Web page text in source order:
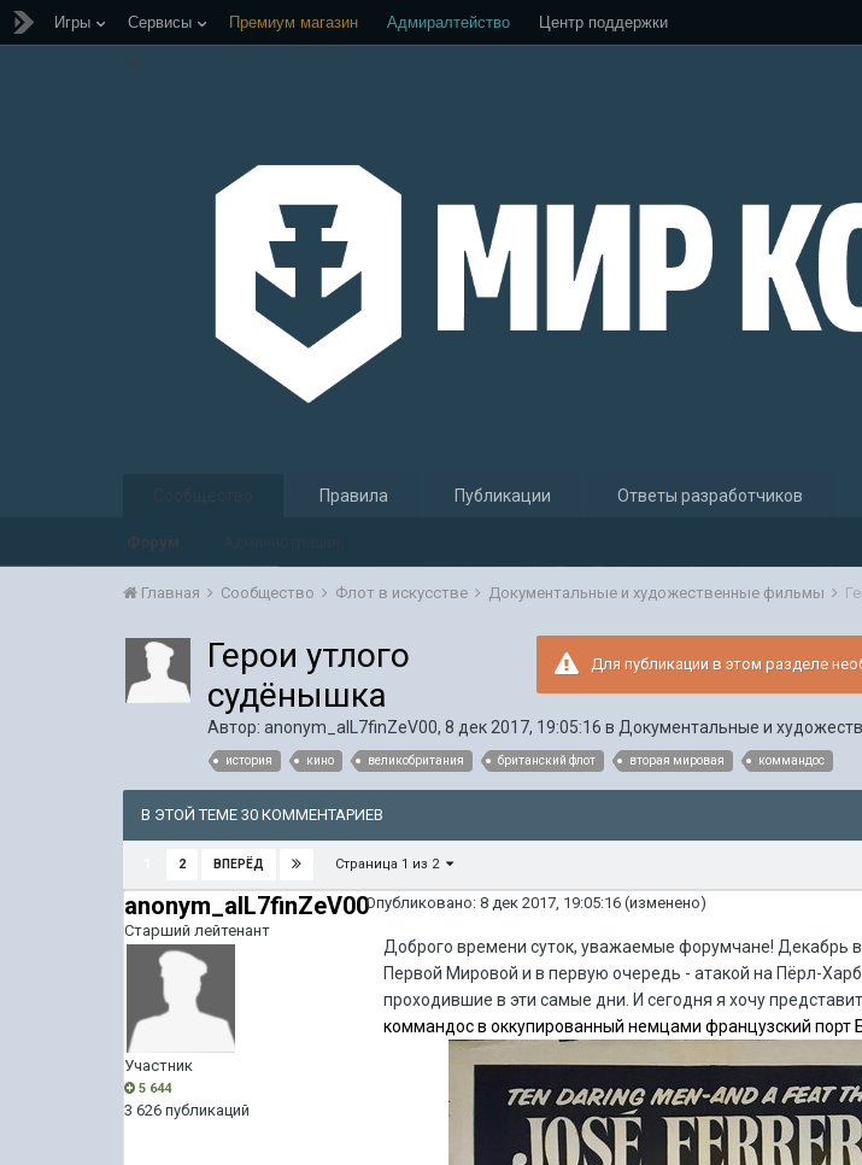
Игры Сервисы Премиум магазин Адмиралтейство Центр поддержки
Сообщество
Форум
Правила Публикации Ответы разработчиков
Главная Сообщество Флот в искусстве Документальные и художественные фильмы
Для публикации в этом разделе
Герои утлого
судёнышка
Автор:anonym_aIL7finZeV00,8 дек 2017, 19:05:16 вДокументальные и
история кино великобритания британский флот вторая мировая коммандос
В ЭТОЙ ТЕМЕ 30 КОММЕНТАРИЕВ
2 ВПЕРЁД Страница 1 из 2
anonym_aIL7finZeV00
Старший лейтенант
Участник
5 644
3 626 публикаций
Опубликовано:8 дек 2017, 19:05:16 (изменено)
Доброго времени суток, уважаемые форумчане! Декабрь
Первой Мировой и в первую очередь - атакой на Пёрл-
проходившие в эти самые дни. И сегодня я хочу
коммандос в оккупированный немцами французский порт